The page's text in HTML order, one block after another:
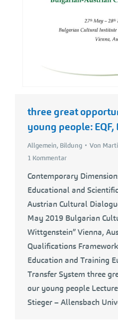
three great
young people: EQF,
Allgemein, Bildung Von
1 Kommentar
Contemporary
Educational and
Austrian Cultural
May 2019 Bulgarian
Wittgenstein” Vienna,
Qualifications
Education and Training
Transfer System three
our young people
Stieger – Allensbach